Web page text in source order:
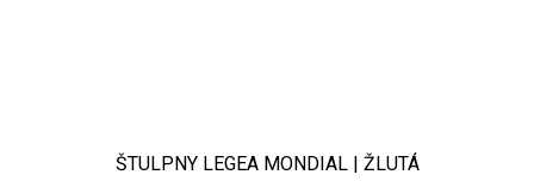
ŠTULPNY LEGEA MONDIAL | ŽLUTÁ